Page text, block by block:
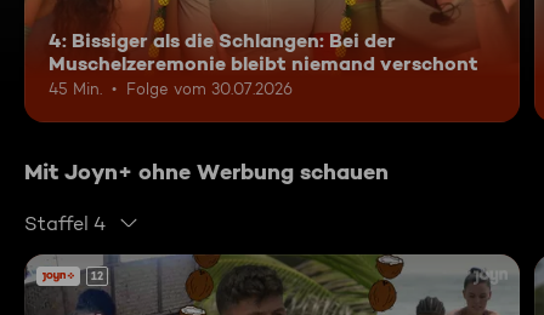
4: Bissiger als die Schlangen: Bei der
Muschelzeremonie bleibt niemand verschont
45 Min. Folge vom 30.07.2026
Mit Joyn+ ohne Werbung schauen
Staffel 4
12